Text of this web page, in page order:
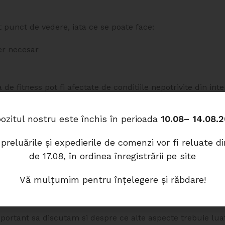
Material antifoc testat și omologat
de vedere, iata ce se poate face:
necesar
fitness pot fi afectate de conditiile nepotrivite din
mai mic si o temperatura constanta.
si, totodata, contribuie si la eficienta energetica.
pentru a controla fluxul de aer si pentru a limita
sa discutam si despre ce alte aspecte trebuie
nostru este închis în perioada 10.08–
preluările și expedierile de comenzi vor fi reluate
de 17.08, în ordinea înregistrării pe site
Vă mulțumim pentru înțelegere și răbdare!